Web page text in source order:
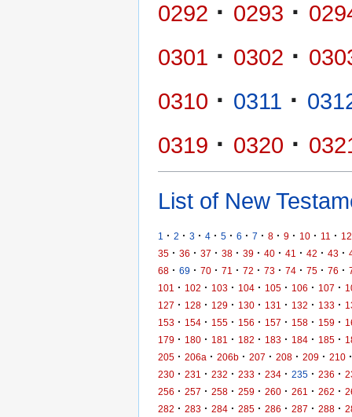
0292 · 0293 ·
0301 · 0302 ·
0310 · 0311 ·
0319 · 0320 ·
List of New
1 · 2 · 3 · 4 · 5 · 6 · 7 · 8 · 9 · 10 · 11 · 12
35 · 36 · 37 · 38 · 39 · 40 · 41 · 42 · 43 ·
68 · 69 · 70 · 71 · 72 · 73 · 74 · 75 · 76 ·
101
· 102 · 103 · 104 · 105 · 106 · 107 ·
127 · 128 · 129 · 130 · 131 · 132 · 133 ·
153 · 154 · 155 · 156 · 157 · 158 · 159 ·
179 · 180 · 181 · 182 · 183 · 184 · 185 ·
205 · 206a · 206b · 207 · 208 · 209 · 210 ·
230 · 231 · 232 · 233 · 234 · 235 · 236 ·
256 · 257 · 258 · 259 · 260 · 261 · 262 ·
282 · 283 · 284 · 285 · 286 · 287 · 288 ·